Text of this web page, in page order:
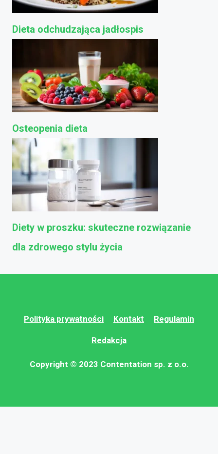
Dieta odchudzająca jadłospis
Osteopenia dieta
Diety w proszku: skuteczne rozwiązanie
dla zdrowego stylu życia
Polityka prywatności Kontakt Regulamin
Redakcja
Copyright © 2023 Contentation sp. z o.o.